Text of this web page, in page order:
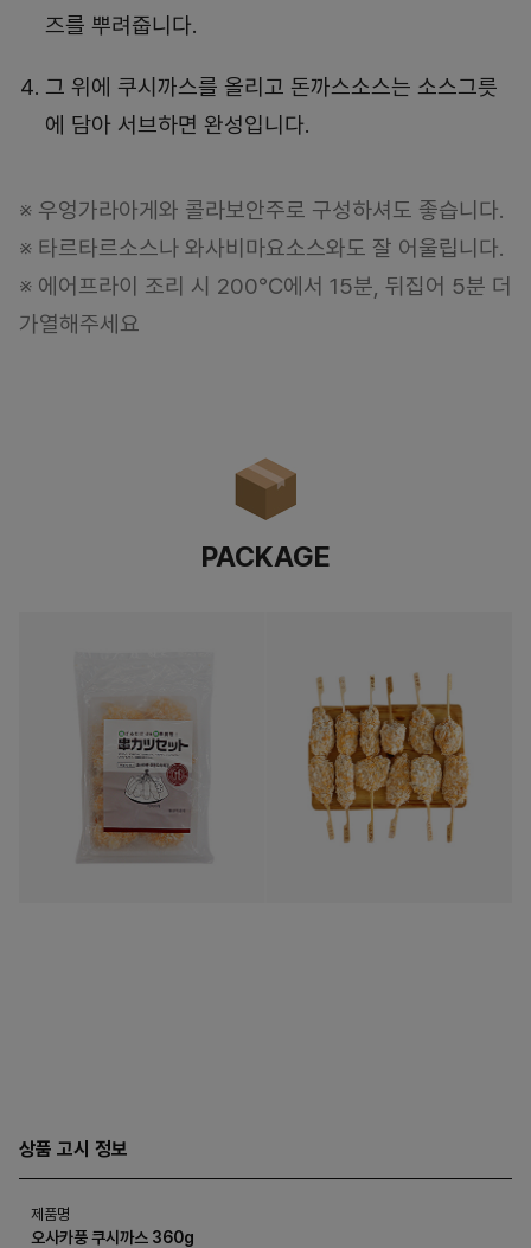
즈를 뿌려줍니다.
그 위에 쿠시까스를 올리고 돈까스소스는 소스그릇
에 담아 서브하면 완성입니다.
※ 우엉가라아게와 콜라보안주로 구성하셔도 좋습니다.
※ 타르타르소스나 와사비마요소스와도 잘 어울립니다.
※ 에어프라이 조리 시 200℃에서 15분, 뒤집어 5분 더
가열해주세요
PACKAGE
상품 고시 정보
제품명
오사카풍 쿠시까스 360g